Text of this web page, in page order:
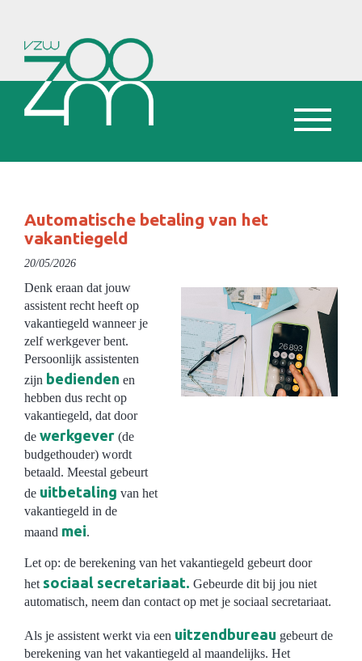
Automatische betaling van het
vakantiegeld
20/05/2026
Denk eraan dat jouw
assistent recht heeft op
vakantiegeld wanneer je
zelf werkgever bent.
Persoonlijk assistenten
zijn bedienden en
hebben dus recht op
vakantiegeld, dat door
de werkgever (de
budgethouder) wordt
betaald. Meestal gebeurt
de uitbetaling van het
vakantiegeld in de
maand mei.
Let op: de berekening van het vakantiegeld gebeurt door
het sociaal secretariaat. Gebeurde dit bij jou niet
automatisch, neem dan contact op met je sociaal secretariaat.
Als je assistent werkt via een uitzendbureau gebeurt de
berekening van het vakantiegeld al maandelijks. Het